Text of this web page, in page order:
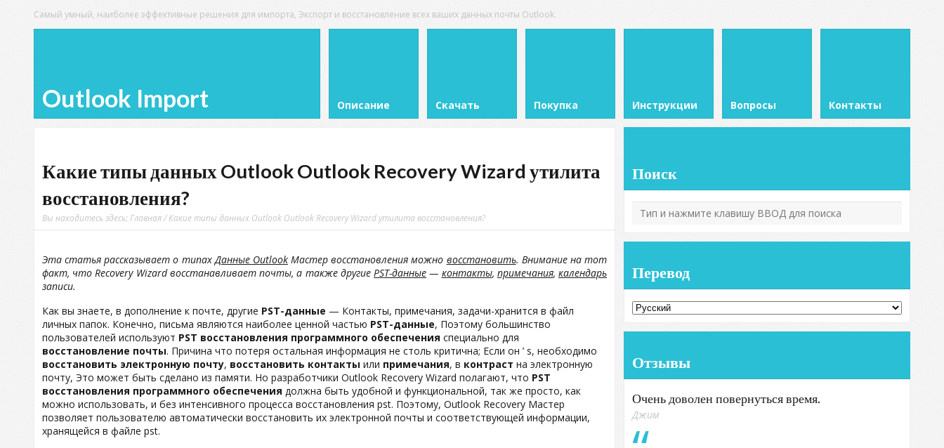
Самый умный, наиболее эффективные решения для импорта, Экспорт и восстановление всех ваших данных почты Outlook.
Outlook Import Описание Скачать Покупка Инструкции Вопросы Контакты
Какие типы данных Outlook Outlook Recovery Wizard утилита
восстановления?
Вы находитесь здесь: Главная/ Какие типы данных Outlook Outlook Recovery Wizard утилита восстановления?
Эта статья рассказывает о типахДанные OutlookМастер восстановления можно восстановить. Внимание на тот
факт, что Recovery Wizard восстанавливает почты, а также другиеPST-данные — контакты, примечания,календарь
записи.
Как вы знаете, в дополнение к почте, другие PST-данные — Контакты, примечания, задачи-хранится в файл
личных папок. Конечно, письма являются наиболее ценной частью PST-данные, Поэтому большинство
пользователей используют PST восстановления программного обеспечения специально для
восстановление почты. Причина что потеря остальная информация не столь критична; Если он ’ s, необходимо
восстановить электронную почту, восстановить контакты или примечания, в контраст на электронную
почту, Это может быть сделано из памяти. Но разработчики Outlook Recovery Wizard полагают, что PST
восстановления программного обеспечения должна быть удобной и функциональной, так же просто, как
можно использовать, и без интенсивного процесса восстановления pst. Поэтому, Outlook Recovery Мастер
позволяет пользователю автоматически восстановить их электронной почты и соответствующей информации,
хранящейся в файле pst.
Поиск
Перевод
Отзывы
Очень доволен повернуться время.
Джим